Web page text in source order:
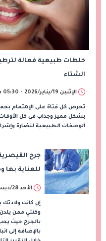
خلطات طبيعية فعالة
الشتاء
الإثنين 19/يناير/2026 - 05:30 م
تحرص كل فتاة على الإهتمام
بشكل مميز وجذاب فى كل
الوصفات الطبيعية لنضارة
للعناية بها
الأحد 28/ديسمبر/2025 - 11:18 م
إن كانت
وكنتي ممن
بالجرح حيث يجب
بالإضافة إلى